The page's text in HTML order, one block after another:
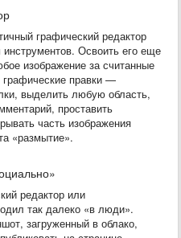
графический редактор
Освоить его еще
изображение за считанные
правки —
выделить любую область,
проставить
часть изображения
«размытие».
редактор или
так далеко «в люди».
загруженный в облако,